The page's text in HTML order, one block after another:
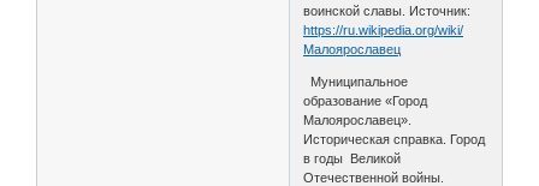
воинской славы. Источник:
https://ru.wikipedia.org/wiki/
Малоярославец
Муниципальное
образование «Город
Малоярославец».
Историческая справка. Город
в годы Великой
Отечественной войны.